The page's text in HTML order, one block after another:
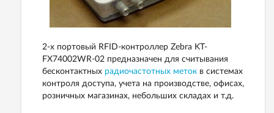
2-х портовый RFID-контроллер Zebra KT-
FX74002WR-02 предназначен для считывания
бесконтактных радиочастотных меток в системах
контроля доступа, учета на производстве, офисах,
розничных магазинах, небольших складах и т.д.